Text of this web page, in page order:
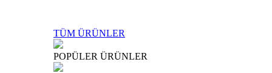
TÜM ÜRÜNLER
POPÜLER ÜRÜNLER